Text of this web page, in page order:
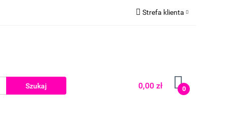
Strefa klienta
0,00 zł 0